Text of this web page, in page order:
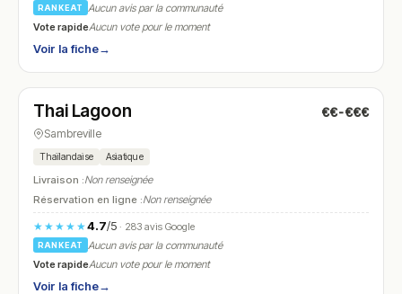
RANKEAT
Aucun avis par la communauté
Vote rapideAucun vote pour le moment
Voir la fiche→
N° 9
Thai Lagoon €€-€€€
Sambreville
Thaïlandaise Asiatique
Livraison :Non renseignée
Réservation en ligne :Non renseignée
★★★★★4.7/5· 283 avis Google
RANKEAT
Aucun avis par la communauté
Vote rapideAucun vote pour le moment
Voir la fiche→